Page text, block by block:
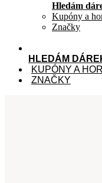
Hledám
Kupóny a
Značky
HLEDÁM
KUPÓNY A
ZNAČKY